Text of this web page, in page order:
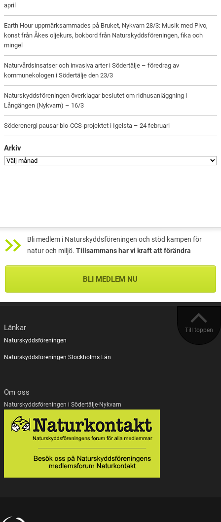
april
Earth Hour uppmärksammades på Bruket, Nykvarn 28/3: Musik med Pivo,
konst från Åkes oljekurs, bokbord från Naturskyddsföreningen, fika och
mingel
Naturvårdsinsatser och invasiva arter i Södertälje – föredrag av
kommunekologen i Södertälje den 23/3
Naturskyddsföreningen överklagar beslutet om ridhusanläggning i
Långängen (Nykvarn) – 16/3
Söderenergi pausar bio-CCS-projektet i Igelsta – 24 februari
Arkiv
Bli medlem i Naturskyddsföreningen och stöd kampen för
natur och miljö. Tillsammans har vi kraft att förändra
BLI MEDLEM NU
Till toppen
Länkar
Naturskyddsföreningen
Naturskyddsföreningen Stockholms Län
Om oss
Naturskyddsföreningen i Södertälje-Nykvarn